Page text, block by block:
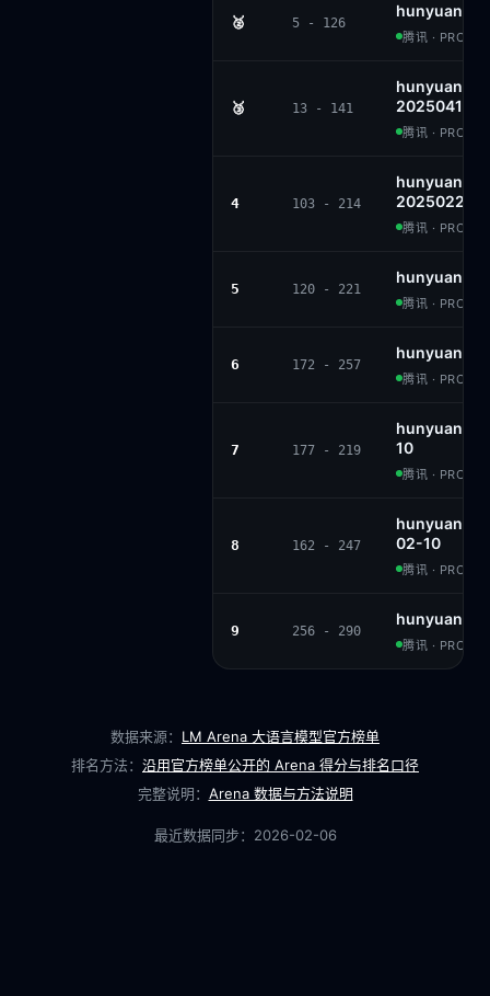
🥈 5 - 126
hunyuan-
腾讯 ·
🥉 13 - 141
hunyuan-
20250416
腾讯 ·
4 103 - 214
hunyuan-
20250226
腾讯 ·
5 120 - 221
hunyuan-
腾讯 ·
6 172 - 257
hunyuan-
腾讯 ·
7 177 - 219
hunyuan-
10
腾讯 ·
8 162 - 247
hunyuan-
02-10
腾讯 ·
9 256 - 290
hunyuan-
腾讯 ·
数据来源： LM Arena 大语言模型官方榜单
排名方法： 沿用官方榜单公开的 Arena 得分与排名口径
完整说明： Arena 数据与方法说明
最近数据同步： 2026-02-06